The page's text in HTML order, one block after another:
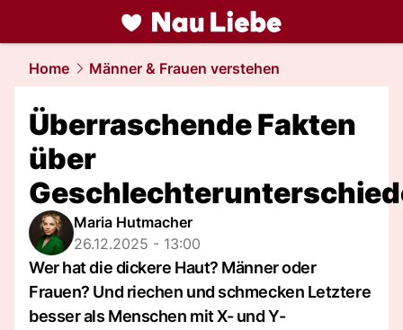
liebe.NAU.ch
Home Männer & Frauen verstehen
Überraschende Fakten
über
Maria Hutmacher
26.12.2025 - 13:00
Wer hat die dickere Haut? Männer oder
Frauen? Und riechen und schmecken Letztere
besser als Menschen mit X- und Y-